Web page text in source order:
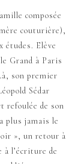
composée
couturière),
études. Elève
Grand à Paris
son premier
Sédar
refoulée de son
plus jamais le
», un retour à
à l’écriture de